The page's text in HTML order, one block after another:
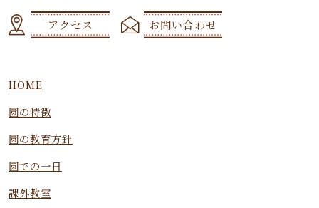
アクセス お問い合わせ
HOME
園の特徴
園の教育方針
園での一日
課外教室